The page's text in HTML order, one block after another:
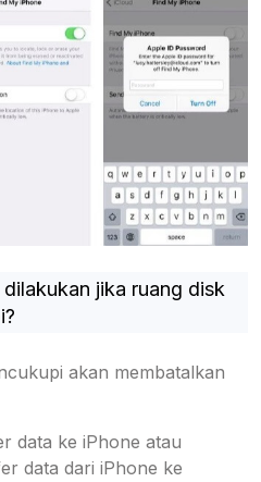
jika ruang disk
akan membatalkan
data ke iPhone atau
data dari iPhone ke